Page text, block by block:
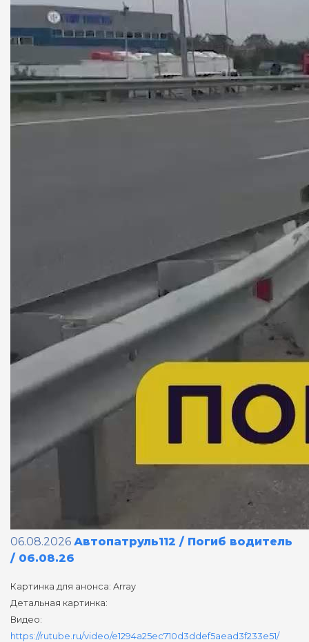
06.08.2026 Автопатруль112 / Погиб водитель
/ 06.08.26
Картинка для анонса: Array
Детальная картинка:
Видео:
https://rutube.ru/video/e1294a25ec710d3ddef5aead3f233e51/